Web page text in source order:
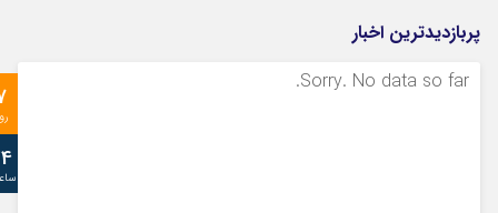
پربازدیدترین اخبار
Sorry. No data so far.